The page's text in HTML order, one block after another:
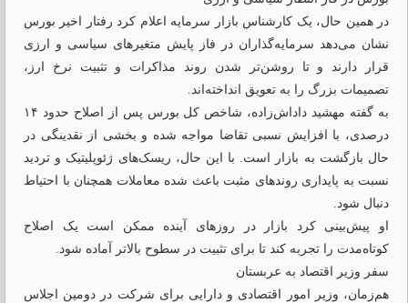
در همین حال، یک کارشناس بازار سرمایه اعلام کرد رفتار اخیر بورس
نشان می‌دهد سرمایه‌گذاران در فاز پایش متغیرهای سیاسی و ارزی
قرار دارند و تا روشن‌تر شدن روند مذاکرات و تثبیت نرخ ارز،
تصمیمات بزرگ را به تعویق انداخته‌اند.
به گفته مهشید داداش‌زاده، شاخص کل بورس پس از اصلاح حدود ۱۴
درصدی، با افزایش نسبی تقاضا مواجه شده و بخشی از نقدینگی در
حال بازگشت به بازار است. با این حال، ریسک‌های ژئوپلیتیک و تردید
نسبت به پایداری روندهای مثبت باعث شده معاملات همچنان با احتیاط
دنبال شود.
او پیش‌بینی کرد بازار در روزهای آینده ممکن است یک اصلاح
کوتاه‌مدت را تجربه کند تا برای تثبیت در سطوح بالاتر آماده شود.
سفر وزیر اقتصاد به عربستان
هم‌زمان، وزیر امور اقتصادی و دارایی برای شرکت در دومین اجلاس